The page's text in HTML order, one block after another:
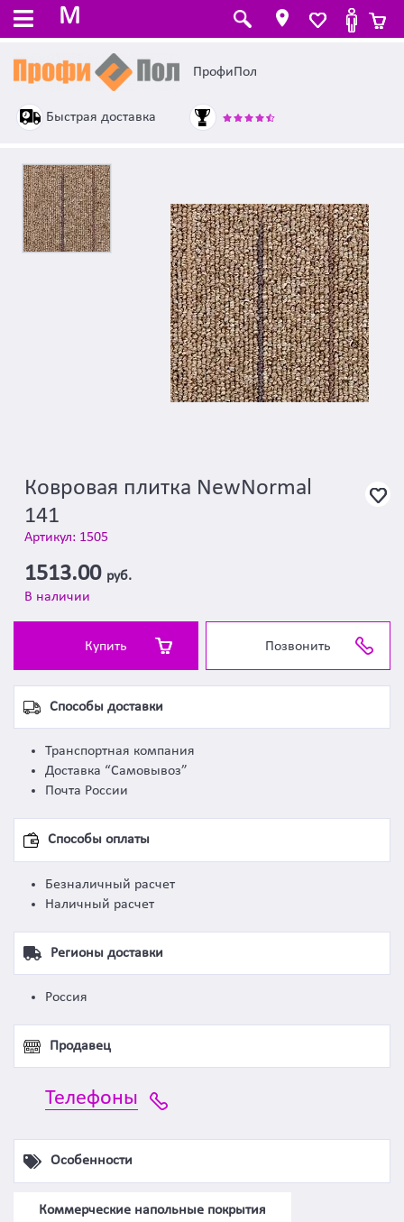
M
ПрофиПол
Быстрая доставка
Ковровая плитка NewNormal
141
Артикул: 1505
1513.00 руб.
В наличии
Купить Позвонить
Способы доставки
Транспортная компания
Доставка “Самовывоз”
Почта России
Способы оплаты
Безналичный расчет
Наличный расчет
Регионы доставки
Россия
Продавец
Телефоны
Особенности
Коммерческие напольные покрытия